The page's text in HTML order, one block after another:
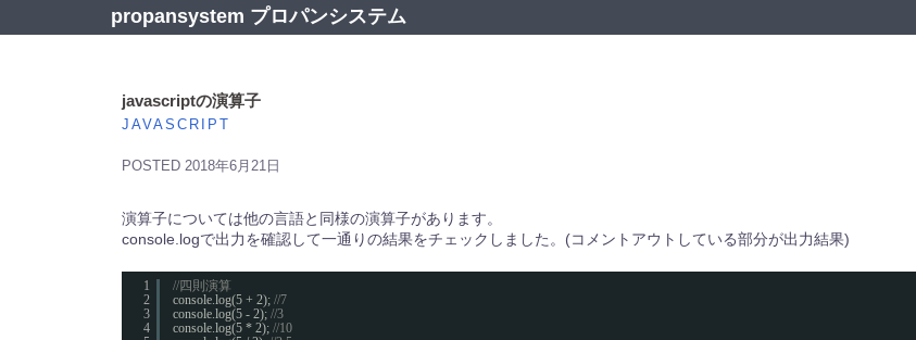
propansystem プロパンシステム
javascriptの演算子
JAVASCRIPT
POSTED 2018年6月21日
演算子については他の言語と同様の演算子があります。
console.logで出力を確認して一通りの結果をチェックしました。(コメントアウトしている部分が出力結果)
1
2
3
4
//四則演算
console.log(5 + 2); //7
console.log(5 - 2); //3
console.log(5 * 2); //10